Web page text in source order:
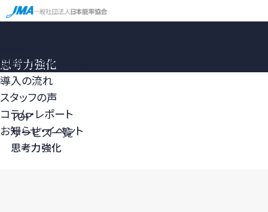
研修・セミナー一覧
導入の流れ
スタッフの声
コラム・レポート
お知らせ・イベント
思考力強化
TOP
サービス一覧
思考力強化